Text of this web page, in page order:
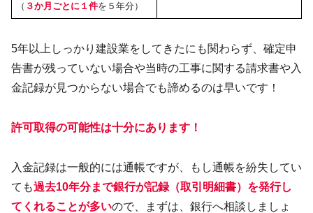
（ ３か月ごとに１件を５年分）
5年以上しっかり建設業をしてきたにも関わらず、確定申
告書が残っていない場合や当時の工事に関する請求書や入
金記録が見つからない場合でも諦めるのは早いです！
許可取得の可能性は十分にあります！
入金記録は一般的には通帳ですが、もし通帳を紛失してい
ても過去10年分まで銀行が記録（取引明細書）を発行し
てくれることが多いので、まずは、銀行へ相談しましょ